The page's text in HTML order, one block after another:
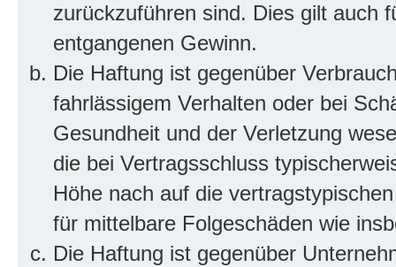
zurückzuführen sind. Dies gilt auch
entgangenen Gewinn.
Die Haftung ist gegenüber
fahrlässigem Verhalten oder bei
Gesundheit und der Verletzung
die bei Vertragsschluss
Höhe nach auf die
für mittelbare Folgeschäden wie
Die Haftung ist gegenüber